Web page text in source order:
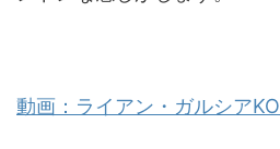
動画：ライアン・ガルシア